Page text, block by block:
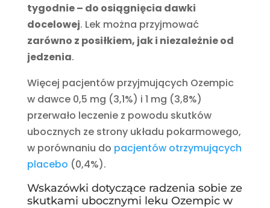
tygodnie – do osiągnięcia dawki
docelowej. Lek można przyjmować
zarówno z posiłkiem, jak i niezależnie od
jedzenia.
Więcej pacjentów przyjmujących Ozempic
w dawce 0,5 mg (3,1%) i 1 mg (3,8%)
przerwało leczenie z powodu skutków
ubocznych ze strony układu pokarmowego,
w porównaniu do pacjentów otrzymujących
placebo (0,4%).
Wskazówki dotyczące radzenia sobie ze
skutkami ubocznymi leku Ozempic w